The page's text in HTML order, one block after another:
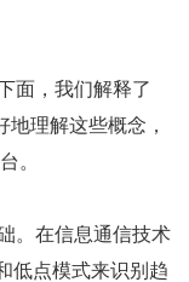
面，我们解释了
理解这些概念，
。
。在信息通信技术
低点模式来识别趋